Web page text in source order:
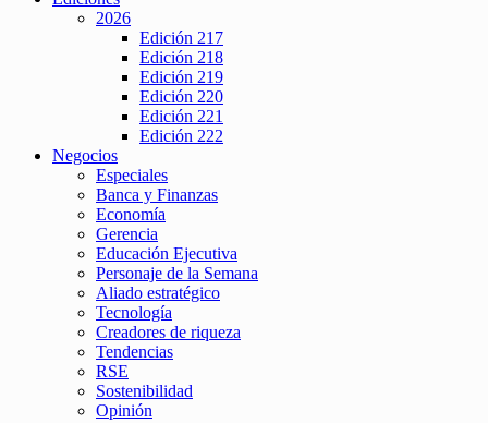
2026
Edición 217
Edición 218
Edición 219
Edición 220
Edición 221
Edición 222
Negocios
Especiales
Banca y Finanzas
Economía
Gerencia
Educación Ejecutiva
Personaje de la Semana
Aliado estratégico
Tecnología
Creadores de riqueza
Tendencias
RSE
Sostenibilidad
Opinión